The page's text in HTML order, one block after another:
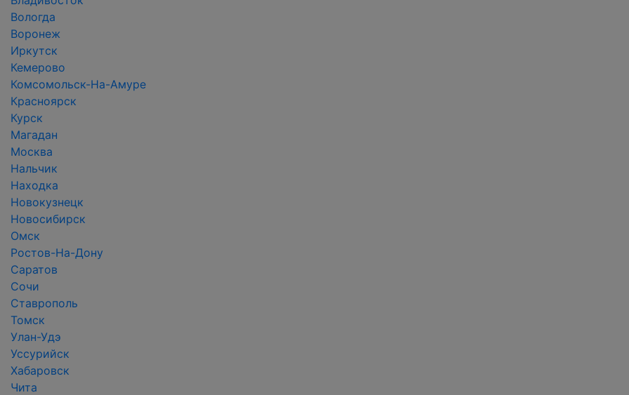
Вологда
Воронеж
Иркутск
Кемерово
Комсомольск-На-Амуре
Красноярск
Курск
Магадан
Москва
Нальчик
Находка
Новокузнецк
Новосибирск
Омск
Ростов-На-Дону
Саратов
Сочи
Ставрополь
Томск
Улан-Удэ
Уссурийск
Хабаровск
Чита